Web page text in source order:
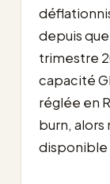
depuis
trimestre
capacité
réglée en
burn, alors
disponible